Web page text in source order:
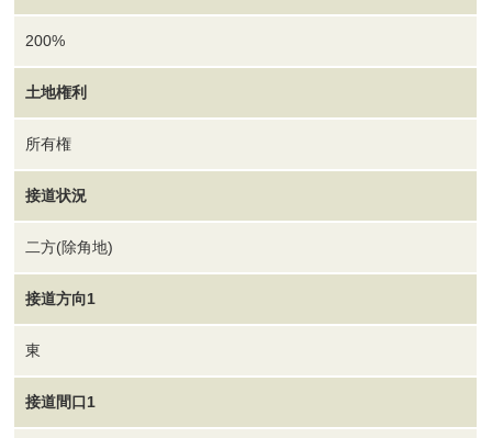
200%
土地権利
所有権
接道状況
二方(除角地)
接道方向1
東
接道間口1